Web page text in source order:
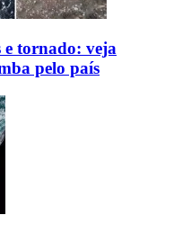
e tornado: veja
pelo país